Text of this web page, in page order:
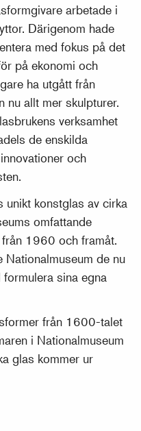
arbetade i
Därigenom hade
med fokus på det
på ekonomi och
ha utgått från
nu allt mer skulpturer.
verksamhet
de enskilda
och
unikt konstglas av cirka
omfattande
1960 och framåt.
Nationalmuseum de nu
sina egna
från 1600-talet
i Nationalmuseum
glas kommer ur